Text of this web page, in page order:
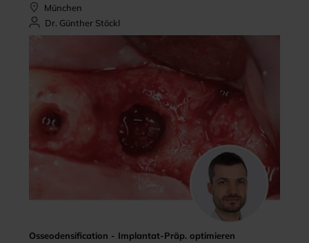
München
Dr. Günther Stöckl
Osseodensification - Implantat-Präp. optimieren